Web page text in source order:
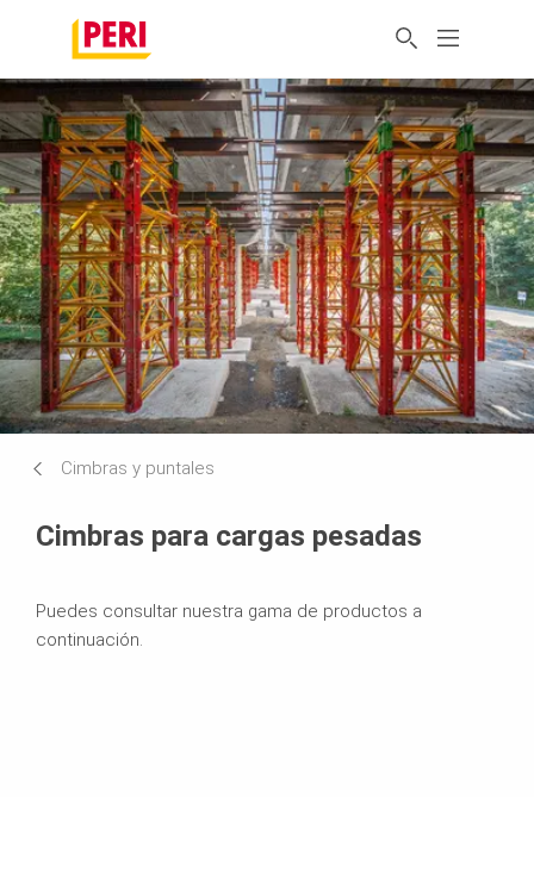
Cimbras y puntales
Cimbras para cargas pesadas
Puedes consultar nuestra gama de productos a
continuación.